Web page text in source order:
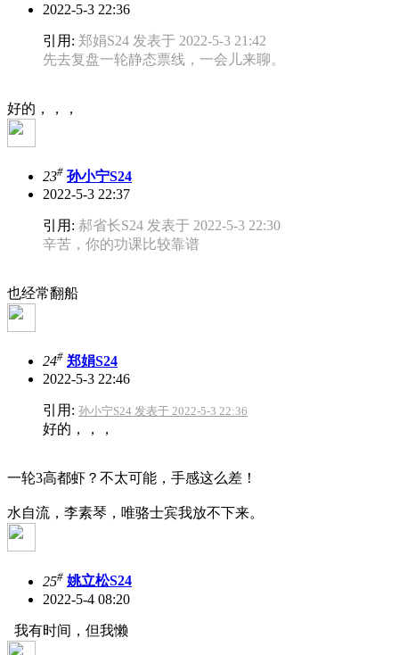
2022-5-3 22:36
引用: 郑娟S24 发表于 2022-5-3 21:42
先去复盘一轮静态票线，一会儿来聊。
好的，，，
23# 孙小宁S24
2022-5-3 22:37
引用: 郝省长S24 发表于 2022-5-3 22:30
辛苦，你的功课比较靠谱
也经常翻船
24# 郑娟S24
2022-5-3 22:46
引用: 孙小宁S24 发表于 2022-5-3 22:36
好的，，，
一轮3高都虾？不太可能，手感这么差！
水自流，李素琴，唯骆士宾我放不下来。
25# 姚立松S24
2022-5-4 08:20
我有时间，但我懒